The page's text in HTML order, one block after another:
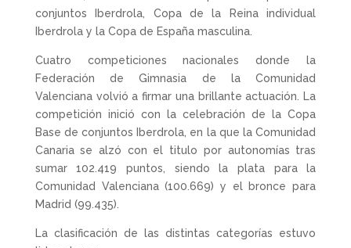
conjuntos Iberdrola, Copa de la Reina individual
Iberdrola y la Copa de España masculina.
Cuatro competiciones nacionales donde la
Federación de Gimnasia de la Comunidad
Valenciana volvió a firmar una brillante actuación. La
competición inició con la celebración de la Copa
Base de conjuntos Iberdrola, en la que la Comunidad
Canaria se alzó con el titulo por autonomías tras
sumar 102.419 puntos, siendo la plata para la
Comunidad Valenciana (100.669) y el bronce para
Madrid (99.435).
La clasificación de las distintas categorías estuvo